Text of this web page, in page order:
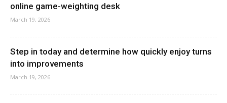
online game-weighting desk
March 19, 2026
Step in today and determine how quickly enjoy turns
into improvements
March 19, 2026